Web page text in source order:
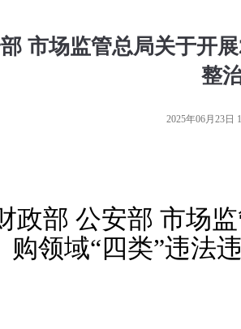
市场监管总局关于开
整
2025年06月23日
政部 公安部 市场
购领域“四类”违法